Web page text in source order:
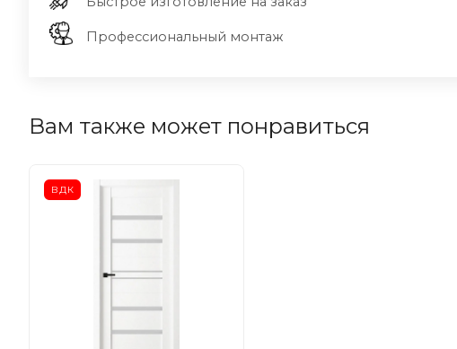
Профессиональный монтаж
Вам также может понравиться
ВДК